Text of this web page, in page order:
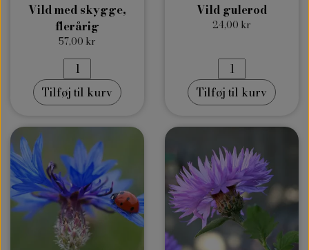
Vild med skygge,
flerårig
57,00 kr
Tilføj til kurv
Vild gulerod
24,00 kr
Tilføj til kurv